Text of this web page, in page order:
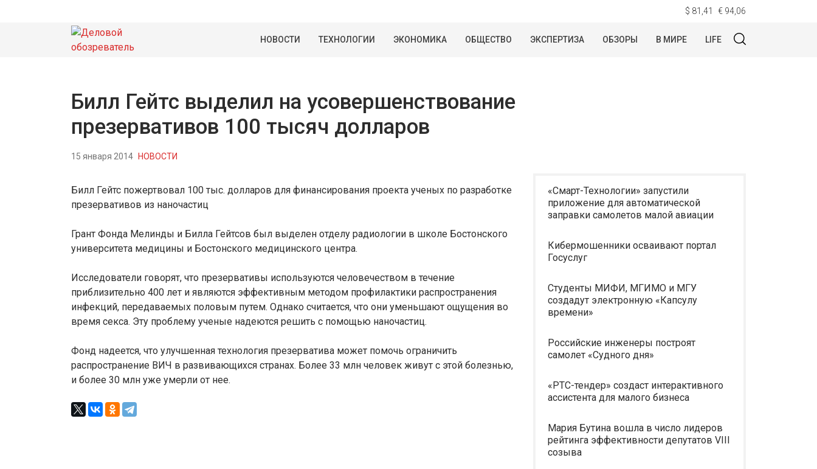
$ 81,41 € 94,06
НОВОСТИ ТЕХНОЛОГИИ ЭКОНОМИКА ОБЩЕСТВО ЭКСПЕРТИЗА ОБЗОРЫ В МИРЕ LIFE
Билл Гейтс выделил на усовершенствование
презервативов 100 тысяч долларов
15 января 2014 НОВОСТИ
Билл Гейтс пожертвовал 100 тыс. долларов для финансирования проекта ученых по разработке
презервативов из наночастиц
Грант Фонда Мелинды и Билла Гейтсов был выделен отделу радиологии в школе Бостонского
университета медицины и Бостонского медицинского центра.
Исследователи говорят, что презервативы используются человечеством в течение
приблизительно 400 лет и являются эффективным методом профилактики распространения
инфекций, передаваемых половым путем. Однако считается, что они уменьшают ощущения во
время секса. Эту проблему ученые надеются решить с помощью наночастиц.
Фонд надеется, что улучшенная технология презерватива может помочь ограничить
распространение ВИЧ в развивающихся странах. Более 33 млн человек живут с этой болезнью,
и более 30 млн уже умерли от нее.
«Смарт-Технологии» запустили
приложение для автоматической
заправки самолетов малой авиации
Кибермошенники осваивают портал
Госуслуг
Студенты МИФИ, МГИМО и МГУ
создадут электронную «Капсулу
времени»
Российские инженеры построят
самолет «Судного дня»
«РТС-тендер» создаст интерактивного
ассистента для малого бизнеса
Мария Бутина вошла в число лидеров
рейтинга эффективности депутатов VIII
созыва